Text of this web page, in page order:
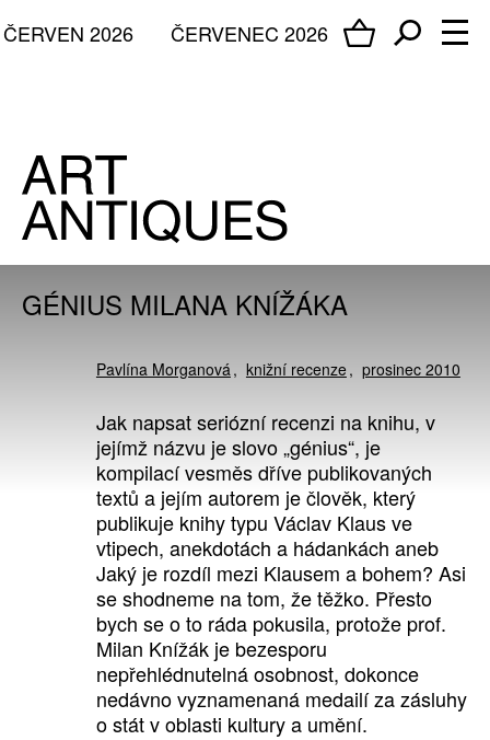
ČERVENEC 2026
ČERVEN 2026
GÉNIUS MILANA KNÍŽÁKA
Pavlína Morganová knižní recenze prosinec 2010
Jak napsat seriózní recenzi na knihu, v
jejímž názvu je slovo „génius“, je
kompilací vesměs dříve publikovaných
textů a jejím autorem je člověk, který
publikuje knihy typu Václav Klaus ve
vtipech, anekdotách a hádankách aneb
Jaký je rozdíl mezi Klausem a bohem? Asi
se shodneme na tom, že těžko. Přesto
bych se o to ráda pokusila, protože prof.
Milan Knížák je bezesporu
nepřehlédnutelná osobnost, dokonce
nedávno vyznamenaná medailí za zásluhy
o stát v oblasti kultury a umění.